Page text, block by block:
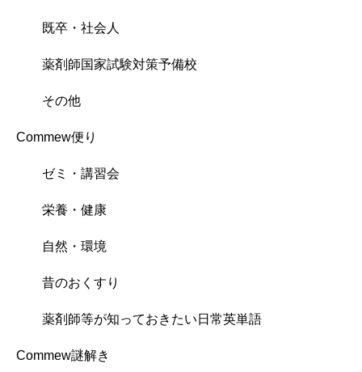
既卒・社会人
薬剤師国家試験対策予備校
その他
Commew便り
ゼミ・講習会
栄養・健康
自然・環境
昔のおくすり
薬剤師等が知っておきたい日常英単語
Commew謎解き